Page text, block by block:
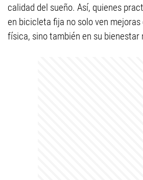
calidad del sueño. Así, quienes
en bicicleta fija no solo ven
física, sino también en su bienestar